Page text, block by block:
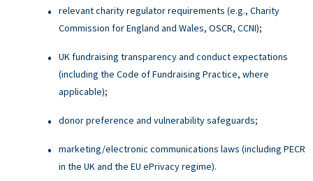
relevant charity regulator requirements (e.g., Charity
Commission for England and Wales, OSCR, CCNI);
UK fundraising transparency and conduct expectations
(including the Code of Fundraising Practice, where
applicable);
donor preference and vulnerability safeguards;
marketing/electronic communications laws (including PECR
in the UK and the EU ePrivacy regime).